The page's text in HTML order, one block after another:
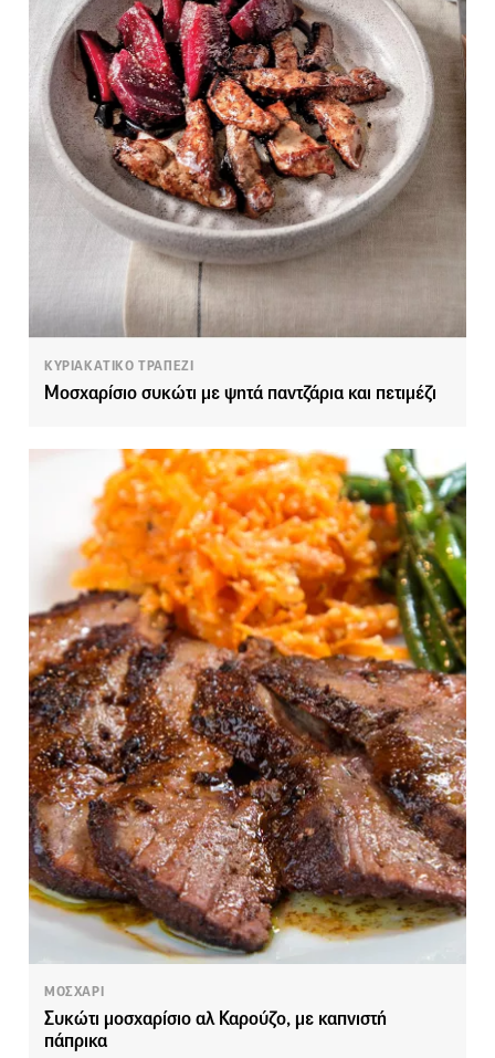
ΚΥΡΙΑΚΑΤΙΚΟ ΤΡΑΠΕΖΙ
Μοσχαρίσιο συκώτι με ψητά παντζάρια και πετιμέζι
ΜΟΣΧΑΡΙ
Συκώτι μοσχαρίσιο αλ Καρούζο, με καπνιστή
πάπρικα